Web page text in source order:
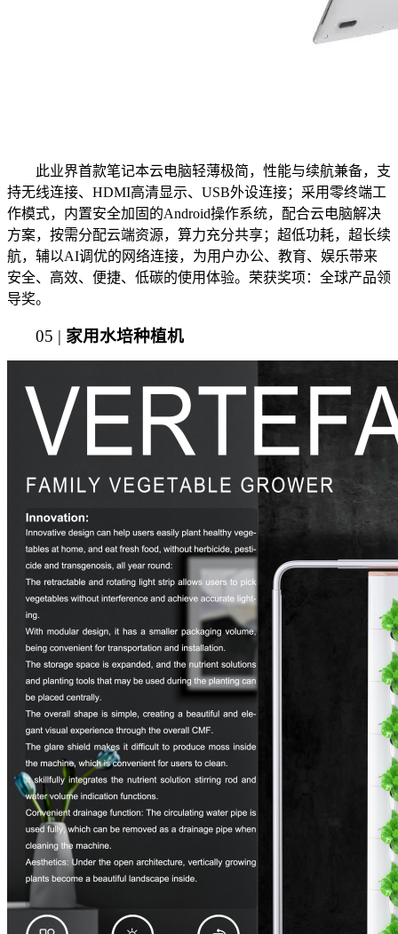
此业界首款笔记本云电脑轻薄极简，性能与续航兼备，支
持无线连接、HDMI高清显示、USB外设连接；采用零终端工
作模式，内置安全加固的Android操作系统，配合云电脑解决
方案，按需分配云端资源，算力充分共享；超低功耗，超长续
航，辅以AI调优的网络连接，为用户办公、教育、娱乐带来
安全、高效、便捷、低碳的使用体验。荣获奖项：全球产品领
导奖。
05 | 家用水培种植机